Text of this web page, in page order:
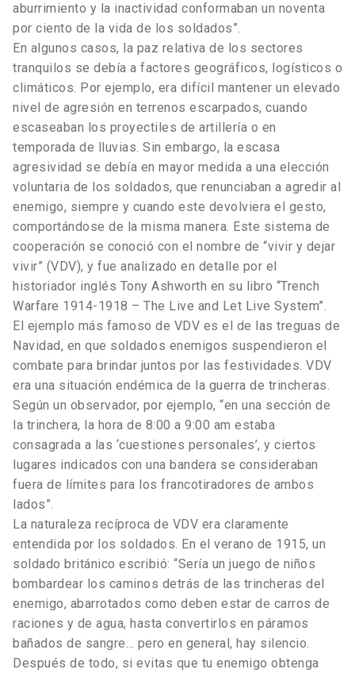
aburrimiento y la inactividad conformaban un noventa
por ciento de la vida de los soldados”.
En algunos casos, la paz relativa de los sectores
tranquilos se debía a factores geográficos, logísticos o
climáticos. Por ejemplo, era difícil mantener un elevado
nivel de agresión en terrenos escarpados, cuando
escaseaban los proyectiles de artillería o en
temporada de lluvias. Sin embargo, la escasa
agresividad se debía en mayor medida a una elección
voluntaria de los soldados, que renunciaban a agredir al
enemigo, siempre y cuando este devolviera el gesto,
comportándose de la misma manera. Este sistema de
cooperación se conoció con el nombre de “vivir y dejar
vivir” (VDV), y fue analizado en detalle por el
historiador inglés Tony Ashworth en su libro “Trench
Warfare 1914-1918 – The Live and Let Live System”.
El ejemplo más famoso de VDV es el de las treguas de
Navidad, en que soldados enemigos suspendieron el
combate para brindar juntos por las festividades. VDV
era una situación endémica de la guerra de trincheras.
Según un observador, por ejemplo, “en una sección de
la trinchera, la hora de 8:00 a 9:00 am estaba
consagrada a las ‘cuestiones personales’, y ciertos
lugares indicados con una bandera se consideraban
fuera de límites para los francotiradores de ambos
lados”.
La naturaleza recíproca de VDV era claramente
entendida por los soldados. En el verano de 1915, un
soldado británico escribió: “Sería un juego de niños
bombardear los caminos detrás de las trincheras del
enemigo, abarrotados como deben estar de carros de
raciones y de agua, hasta convertirlos en páramos
bañados de sangre… pero en general, hay silencio.
Después de todo, si evitas que tu enemigo obtenga